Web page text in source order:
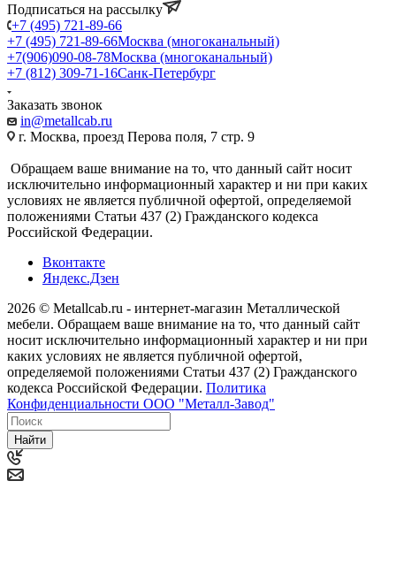
Подписаться на рассылку
+7 (495) 721-89-66
+7 (495) 721-89-66Москва (многоканальный)
+7(906)090-08-78Москва (многоканальный)
+7 (812) 309-71-16Санк-Петербург
Заказать звонок
in@metallcab.ru
г. Москва, проезд Перова поля, 7 стр. 9
Обращаем ваше внимание на то, что данный сайт носит
исключительно информационный характер и ни при каких
условиях не является публичной офертой, определяемой
положениями Статьи 437 (2) Гражданского кодекса
Российской Федерации.
Вконтакте
Яндекс.Дзен
2026 © Metallcab.ru - интернет-магазин Металлической
мебели. Обращаем ваше внимание на то, что данный сайт
носит исключительно информационный характер и ни при
каких условиях не является публичной офертой,
определяемой положениями Статьи 437 (2) Гражданского
кодекса Российской Федерации. Политика
Конфиденциальности ООО "Металл-Завод"
Найти